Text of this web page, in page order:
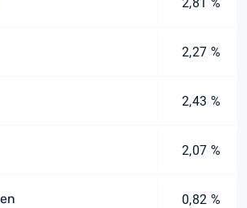
2,27 %
2,43 %
2,07 %
0,82 %